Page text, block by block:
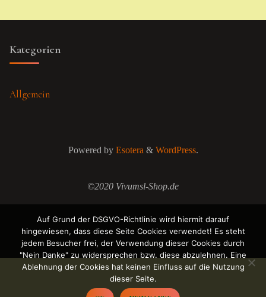
Kategorien
Allgemein
Powered byEsotera& WordPress.
©2020 Vivumsl-Shop.de
Auf Grund der DSGVO-Richtlinie wird hiermit darauf
hingewiesen, dass diese Seite Cookies verwendet! Es steht
jedem Besucher frei, der Verwendung dieser Cookies durch
"Nein Danke" zu widersprechen bzw. diese abzulehnen. Eine
Ablehnung der Cookies hat keinen Einfluss auf die Nutzung
dieser Seite.